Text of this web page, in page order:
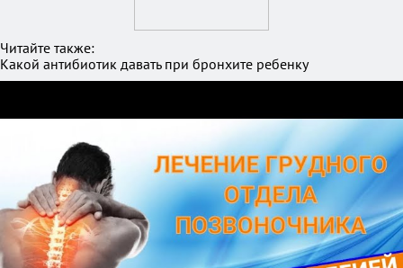
Читайте также:
Какой антибиотик давать при бронхите ребенку